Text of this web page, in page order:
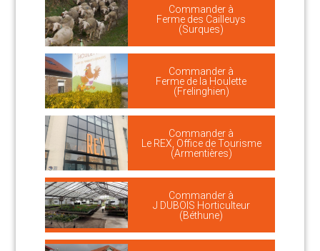
Commander à
Ferme des Cailleuys
(Surques)
Commander à
Ferme de la Houlette
(Frelinghien)
Commander à
Le REX, Office de Tourisme
(Armentières)
Commander à
J DUBOIS Horticulteur
(Béthune)